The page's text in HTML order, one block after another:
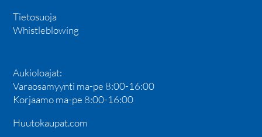
Tietosuoja
Whistleblowing
Aukioloajat:
Varaosamyynti ma-pe 8:00-16:00
Korjaamo ma-pe 8:00-16:00
Huutokaupat.com